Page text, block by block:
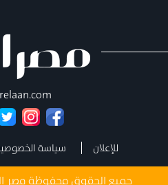
للإعلان سياسة
جميع الحقوق محفوظة مصر